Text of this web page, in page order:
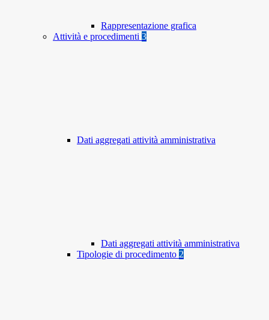
Rappresentazione grafica
Attività e procedimenti 3
Dati aggregati attività amministrativa
Dati aggregati attività amministrativa
Tipologie di procedimento 2